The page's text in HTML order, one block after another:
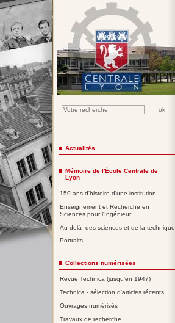
Actualités
Mémoire de l'École Centrale de
Lyon
150 ans d'histoire d'une institution
Enseignement et Recherche en
Sciences pour l'Ingénieur
Au-delà des sciences et de la technique
Portraits
Collections numérisées
Revue Technica (jusqu'en 1947)
Technica - sélection d'articles récents
Ouvrages numérisés
Travaux de recherche